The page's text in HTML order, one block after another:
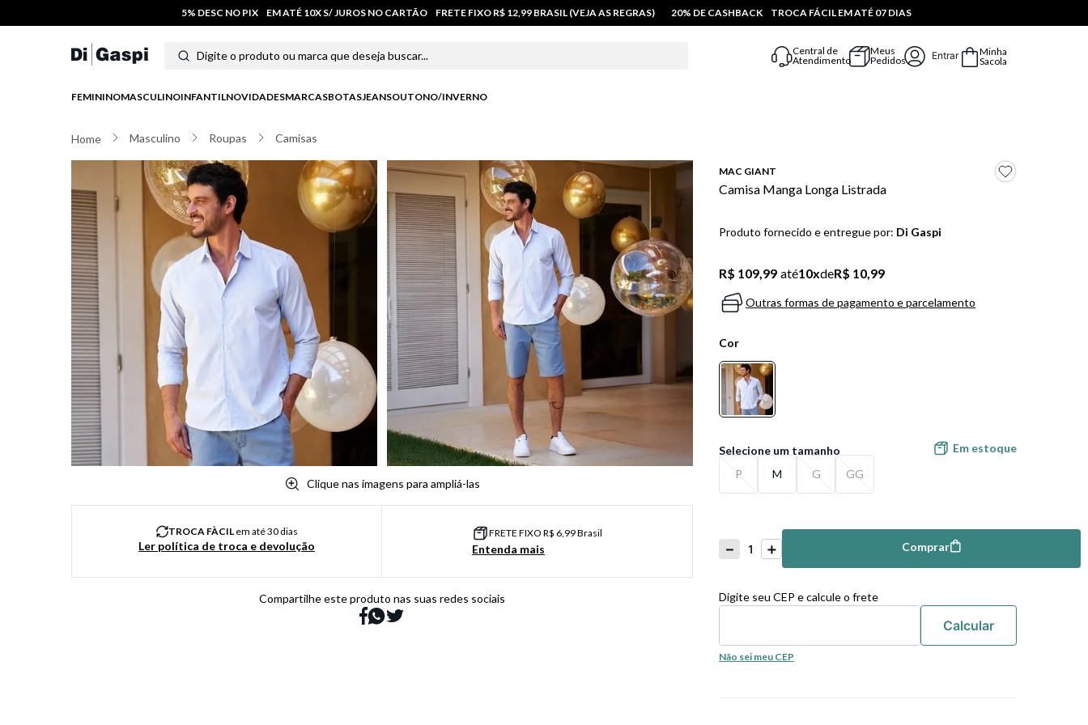
5% DESC NO PIX EM ATÉ 10X S/ JUROS NO CARTÃO FRETE FIXO R$ 12,99 BRASIL (VEJA AS REGRAS) 20% DE CASHBACK TROCA FÁCIL EM ATÉ 07 DIAS
Digite o produto ou marca que deseja buscar...
Central de
Atendimento
Meus
Pedidos
Entrar
Minha
Sacola
FEMININOMASCULINOINFANTILNOVIDADESMARCASBOTASJEANSOUTONO/INVERNO
Masculino Roupas Camisas
Clique nas imagens para ampliá-las
TROCA FÀCILem até 30 dias
Ler política de troca e devolução
FRETE FIXO R$ 6,99 Brasil
Entenda mais
Compartilhe este produto nas suas redes sociais
MAC GIANT
Camisa Manga Longa Listrada
Produto fornecido e entregue por: Di Gaspi
R$ 109,99 até10xdeR$ 10,99
Outras formas de pagamento e parcelamento
Cor
P M G GG
Em estoque
＋
－
Comprar Comprar
Digite seu CEP e calcule o frete
Não sei meu CEP
2º tenis
3º moletom
4º tênis masculino
5 bota
sandalia
7
8 chuteira
9 salto
10 º new balance